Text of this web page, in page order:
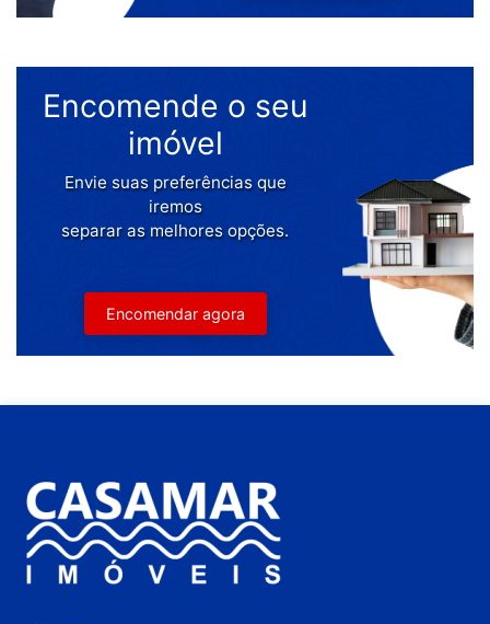
Encomende o seu
imóvel
Envie suas preferências que
iremos
separar as melhores opções.
Encomendar agora